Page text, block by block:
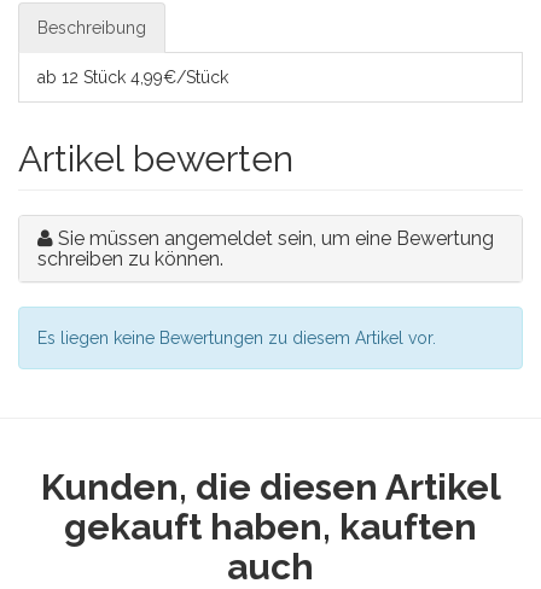
Beschreibung
ab 12 Stück 4,99€/Stück
Artikel bewerten
Sie müssen angemeldet sein, um eine Bewertung
schreiben zu können.
Es liegen keine Bewertungen zu diesem Artikel vor.
Kunden, die diesen Artikel
gekauft haben, kauften
auch